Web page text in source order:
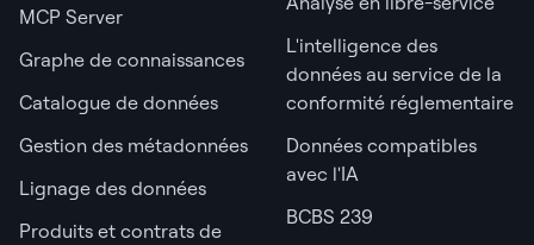
MCP Server
Graphe de connaissances
Catalogue de données
Gestion des métadonnées
Lignage des données
Produits et contrats de
L'intelligence des
données au service de la
conformité réglementaire
Données compatibles
avec l'IA
BCBS 239